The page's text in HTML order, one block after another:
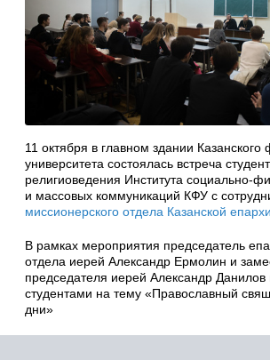
11 октября в главном здании Казанского
университета состоялась встреча
религиоведения Института социально-
и массовых коммуникаций КФУ с
миссионерского отдела Казанской
В рамках мероприятия председатель
отдела иерей Александр Ермолин и
председателя иерей Александр
студентами на тему «Православный
дни»